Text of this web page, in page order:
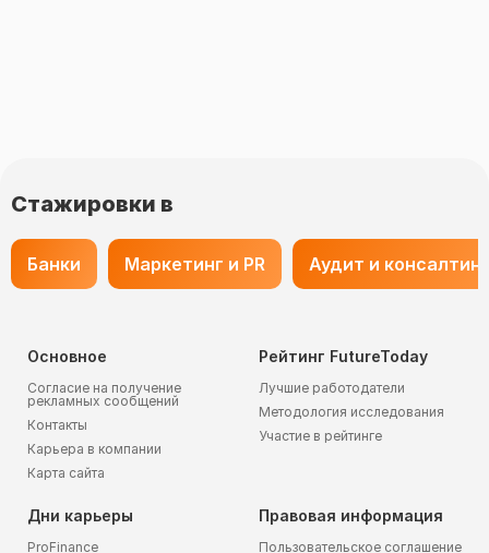
Стажировки в
Банки Маркетинг и PR Аудит и консалтинг
Основное
Согласие на получение
рекламных сообщений
Контакты
Карьера в компании
Карта сайта
Рейтинг FutureToday
Лучшие работодатели
Методология исследования
Участие в рейтинге
Дни карьеры
ProFinance
Правовая информация
Пользовательское соглашение